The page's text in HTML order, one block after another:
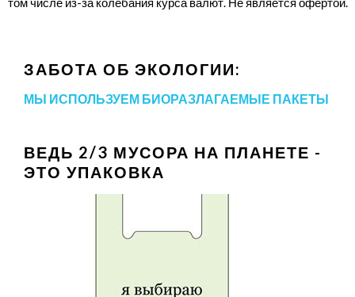
ЗАБОТА ОБ ЭКОЛОГИИ:
МЫ ИСПОЛЬЗУЕМ БИОРАЗЛАГАЕМЫЕ ПАКЕТЫ
ВЕДЬ 2/3 МУСОРА НА ПЛАНЕТЕ -
ЭТО УПАКОВКА